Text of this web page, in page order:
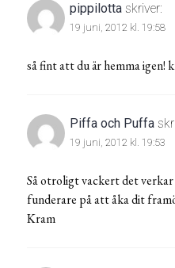
pippilotta skriver:
19 juni, 2012 kl. 19:58
så fint att du är hemma igen!
Piffa och Puffa
19 juni, 2012 kl. 19:53
Så otroligt vackert det verkar
funderare på att åka dit
Kram